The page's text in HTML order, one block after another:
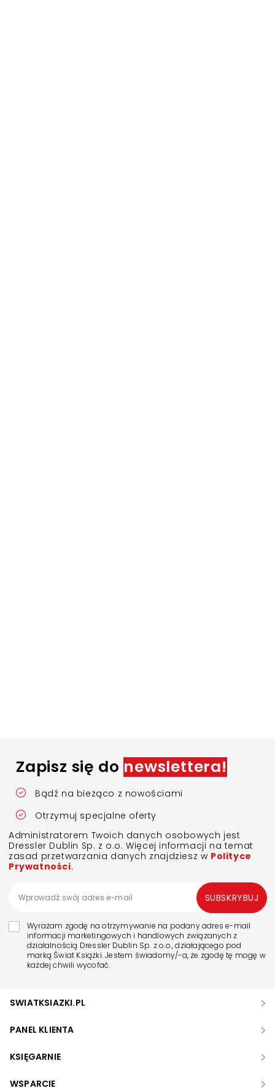
Zapisz się do newslettera!
Bądź na bieżąco z nowościami
Otrzymuj specjalne oferty
Administratorem Twoich danych osobowych jest
Dressler Dublin Sp. z o.o. Więcej informacji na temat
zasad przetwarzania danych znajdziesz w Polityce
Prywatności.
Wyrażam zgodę na otrzymywanie na podany adres e-mail
informacji marketingowych i handlowych związanych z
działalnością Dressler Dublin Sp. z o.o., działającego pod
marką Świat Książki. Jestem świadomy/-a, że zgodę tę mogę w
każdej chwili wycofać.
SUBSKRYBUJ
SWIATKSIAZKI.PL
PANEL KLIENTA
KSIĘGARNIE
WSPARCIE